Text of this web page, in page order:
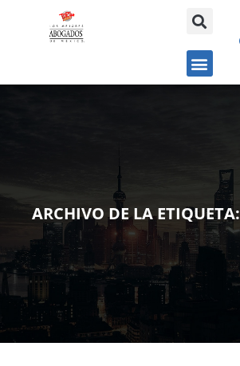
ARCHIVO DE LA ETIQUETA: